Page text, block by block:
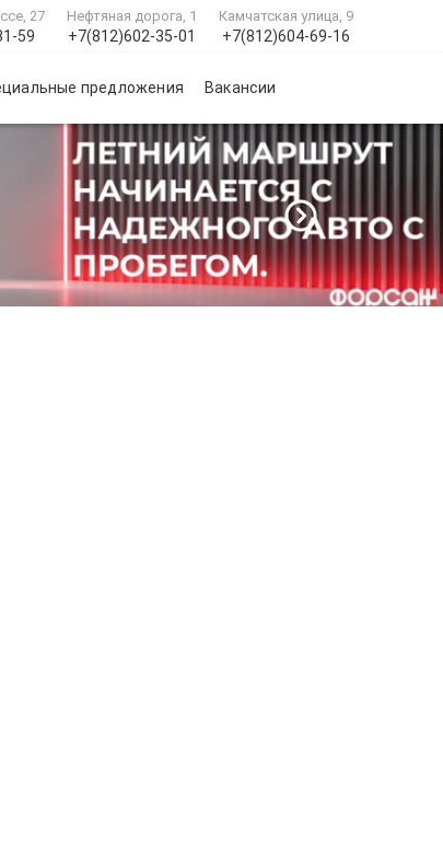
59
27
+7(812)602-35-01
Нефтяная дорога, 1
+7(812)604-69-16
Камчатская улица, 9
предложения Вакансии